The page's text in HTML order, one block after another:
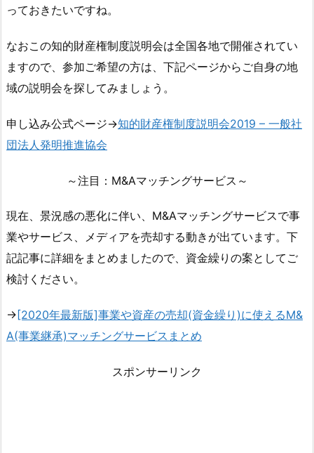
っておきたいですね。
なおこの知的財産権制度説明会は全国各地で開催されてい
ますので、参加ご希望の方は、下記ページからご自身の地
域の説明会を探してみましょう。
申し込み公式ページ→知的財産権制度説明会2019 – 一般社
団法人発明推進協会
～注目：M&Aマッチングサービス～
現在、景況感の悪化に伴い、M&Aマッチングサービスで事
業やサービス、メディアを売却する動きが出ています。下
記記事に詳細をまとめましたので、資金繰りの案としてご
検討ください。
→ [2020年最新版]事業や資産の売却(資金繰り)に使えるM&
A(事業継承)マッチングサービスまとめ
スポンサーリンク